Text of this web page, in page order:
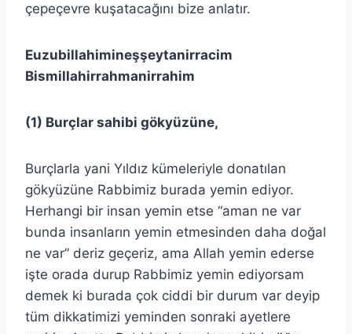
çepeçevre kuşatacağını bize anlatır.
Euzubillahimineşşeytanirracim
Bismillahirrahmanirrahim
(1) Burçlar sahibi gökyüzüne,
Burçlarla yani Yıldız kümeleriyle donatılan
gökyüzüne Rabbimiz burada yemin ediyor.
Herhangi bir insan yemin etse “aman ne var
bunda insanların yemin etmesinden daha doğal
ne var” deriz geçeriz, ama Allah yemin ederse
işte orada durup Rabbimiz yemin ediyorsam
demek ki burada çok ciddi bir durum var deyip
tüm dikkatimizi yeminden sonraki ayetlere